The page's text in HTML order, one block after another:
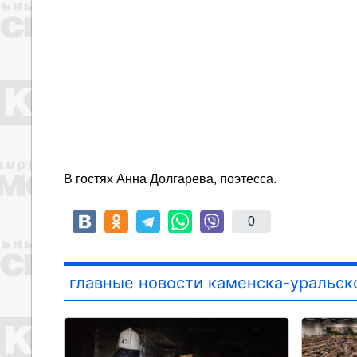
В гостях Анна Долгарева, поэтесса.
0
главные новости каменска-